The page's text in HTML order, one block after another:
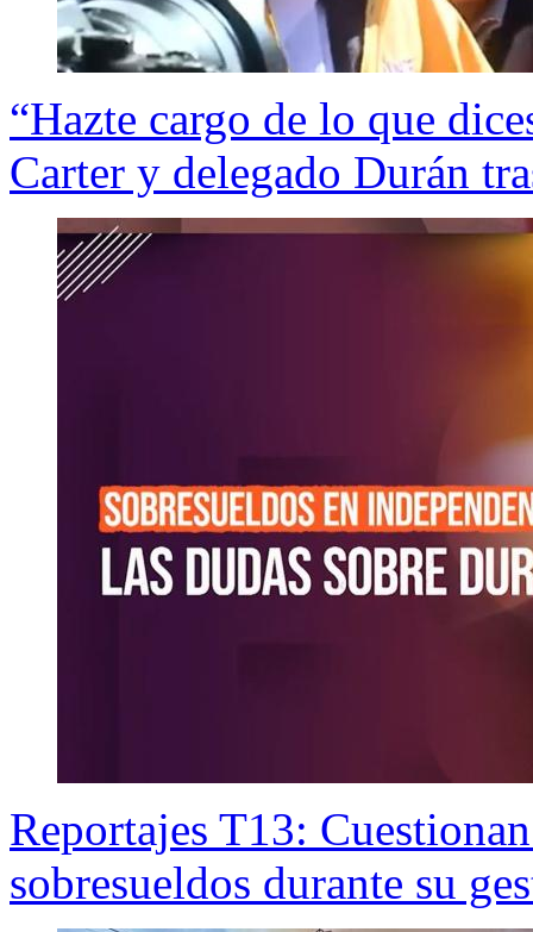
“Hazte cargo de lo que
Carter y delegado Durán
Reportajes T13:
sobresueldos durante su